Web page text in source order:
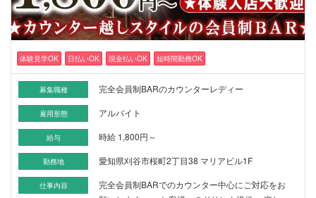
体験見学OK 日払いOK 現金払いOK 短時間勤務OK
募集職種 完全会員制BARのカウンターレディー
雇用形態 アルバイト
給与 時給 1,800円～
勤務地 愛知県刈谷市桜町2丁目38 マリアビル1F
仕事内容
完全会員制BARでのカウンター中心にご対応をお